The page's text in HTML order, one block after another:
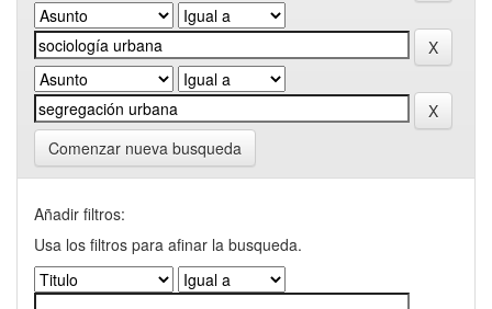
Comenzar nueva busqueda
Añadir filtros:
Usa los filtros para afinar la busqueda.